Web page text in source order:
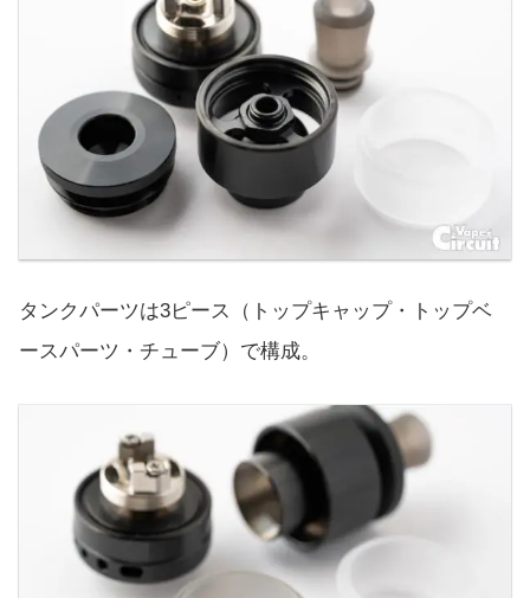
タンクパーツは3ピース（トップキャップ・トップベ
ースパーツ・チューブ）で構成。